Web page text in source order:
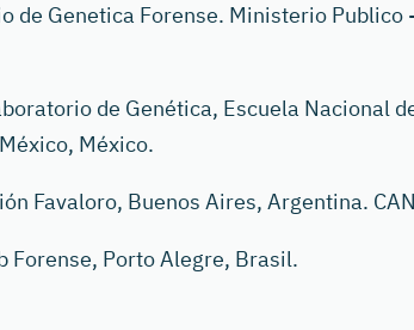
de Genetica Forense. Ministerio Publico
de Genética, Escuela Nacional
México.
Favaloro, Buenos Aires, Argentina.
Forense, Porto Alegre, Brasil.